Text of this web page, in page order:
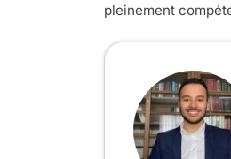
pleinement